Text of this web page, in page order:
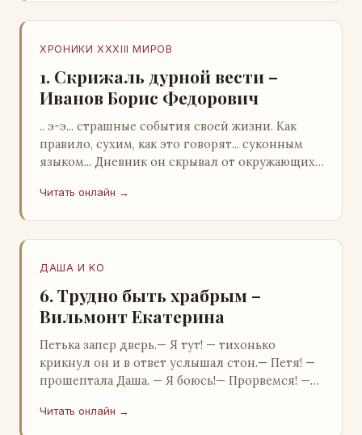
ХРОНИКИ XXXIII МИРОВ
1. Скрижаль дурной вести –
Иванов Борис Федорович
.. э-э... страшные события своей жизни. Как
правило, сухим, как это говорят... суконным
языком... Дневник он скрывал от окружающих.
Читать онлайн →
ДАША И KO
6. Трудно быть храбрым –
Вильмонт Екатерина
Петька запер дверь.— Я тут! — тихонько
крикнул он и в ответ услышал стон.— Петя! —
прошептала Даша. — Я боюсь!— Прорвемся! —
…
Читать онлайн →